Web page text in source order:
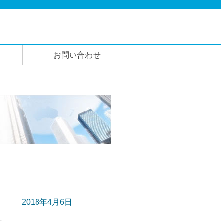
お問い合わせ
2018年4月6日